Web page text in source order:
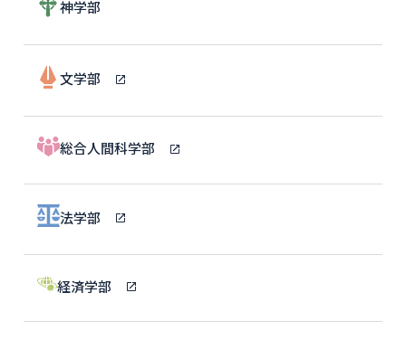
神学部
文学部
総合人間科学部
法学部
経済学部